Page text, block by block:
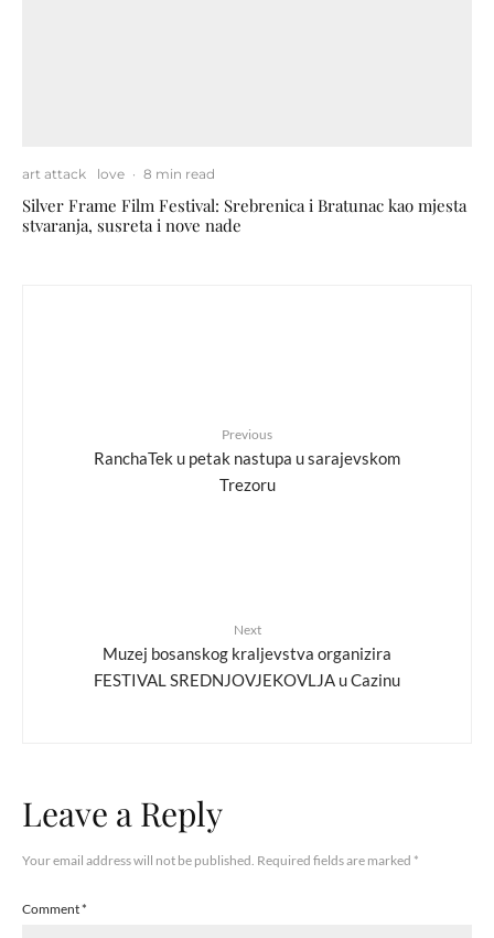
art attack love · 8 min read
Silver Frame Film Festival: Srebrenica i Bratunac kao mjesta
stvaranja, susreta i nove nade
Previous
RanchaTek u petak nastupa u sarajevskom
Trezoru
Next
Muzej bosanskog kraljevstva organizira
FESTIVAL SREDNJOVJEKOVLJA u Cazinu
Leave a Reply
Your email address will not be published. Required fields are marked *
Comment*